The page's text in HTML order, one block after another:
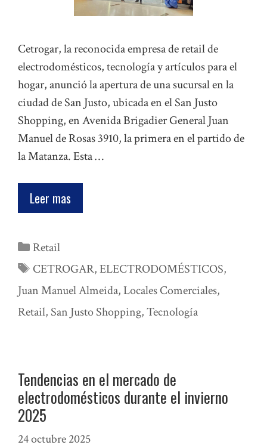
Cetrogar, la reconocida empresa de retail de
electrodomésticos, tecnología y artículos para el
hogar, anunció la apertura de una sucursal en la
ciudad de San Justo, ubicada en el San Justo
Shopping, en Avenida Brigadier General Juan
Manuel de Rosas 3910, la primera en el partido de
la Matanza. Esta …
Leer mas
Categorías
Retail
Etiquetas
CETROGAR,ELECTRODOMÉSTICOS,
Juan Manuel Almeida,Locales Comerciales,
Retail, San Justo Shopping,Tecnología
Tendencias en el mercado de
electrodomésticos durante el invierno
2025
24 octubre 2025